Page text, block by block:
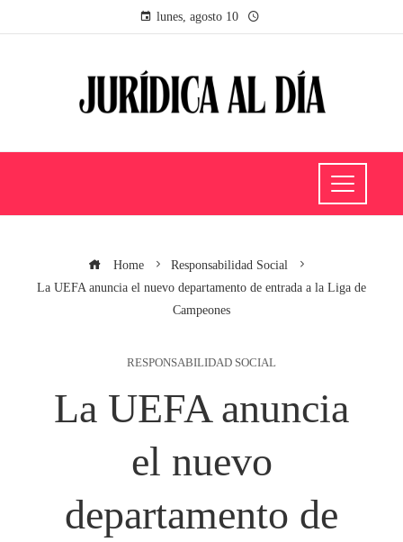
lunes, agosto 10
Home
Responsabilidad Social
La UEFA anuncia el nuevo departamento de entrada a la Liga de
Campeones
RESPONSABILIDAD SOCIAL
La UEFA anuncia
el nuevo
departamento de